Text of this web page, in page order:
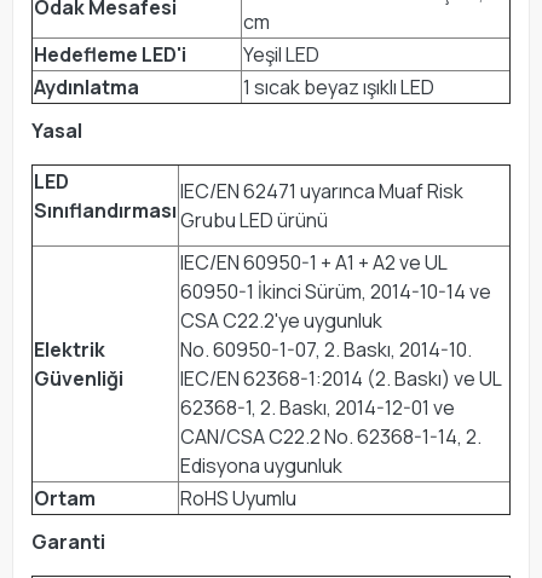
Odak Mesafesi
cm
Hedefleme LED'i
Yeşil LED
Aydınlatma
1 sıcak beyaz ışıklı LED
Yasal
LED
Sınıflandırması
IEC/EN 62471 uyarınca Muaf Risk
Grubu LED ürünü
Elektrik
Güvenliği
IEC/EN 60950-1 + A1 + A2 ve UL
60950-1 İkinci Sürüm, 2014-10-14 ve
CSA C22.2'ye uygunluk
No. 60950-1-07, 2. Baskı, 2014-10.
IEC/EN 62368-1:2014 (2. Baskı) ve UL
62368-1, 2. Baskı, 2014-12-01 ve
CAN/CSA C22.2 No. 62368-1-14, 2.
Edisyona uygunluk
Ortam
RoHS Uyumlu
Garanti